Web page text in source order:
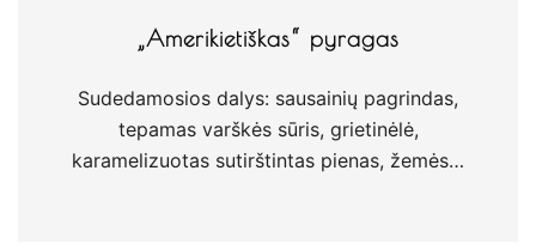
„Amerikietiškas“ pyragas
Sudedamosios dalys: sausainių pagrindas,
tepamas varškės sūris, grietinėlė,
karamelizuotas sutirštintas pienas, žemės…